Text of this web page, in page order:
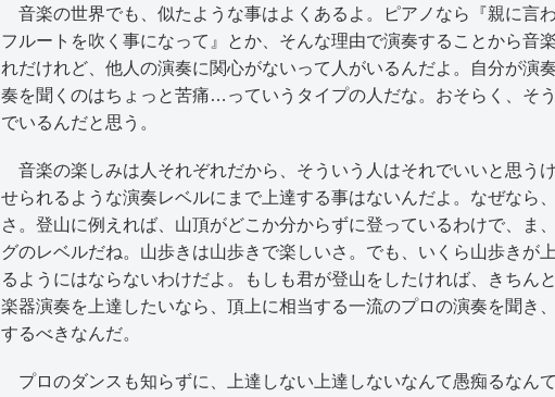
音楽の世界でも、似たような事はよくあるよ。ピアノなら『親に言
フルートを吹く事になって』とか、そんな理由で演奏することから音
れだけれど、他人の演奏に関心がないって人がいるんだよ。自分が演
奏を聞くのはちょっと苦痛…っていうタイプの人だな。おそらく、そ
でいるんだと思う。
音楽の楽しみは人それぞれだから、そういう人はそれでいいと思う
せられるような演奏レベルにまで上達する事はないんだよ。なぜなら
さ。登山に例えれば、山頂がどこか分からずに登っているわけで、ま
グのレベルだね。山歩きは山歩きで楽しいさ。でも、いくら山歩きが
るようにはならないわけだよ。もしも君が登山をしたければ、きちん
楽器演奏を上達したいなら、頂上に相当する一流のプロの演奏を聞き
するべきなんだ。
プロのダンスも知らずに、上達しない上達しないなんて愚痴るなん